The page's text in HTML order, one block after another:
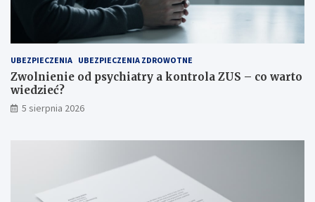
UBEZPIECZENIA UBEZPIECZENIA ZDROWOTNE
Zwolnienie od psychiatry a kontrola ZUS – co warto
wiedzieć?
5 sierpnia 2026